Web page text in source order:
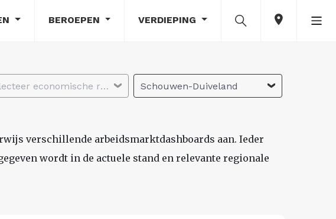
BEROEPEN VERDIEPING
Selecteer economische regio Schouwen-Duiveland
verschillende arbeidsmarktdashboards aan. Ieder
wordt in de actuele stand en relevante regionale